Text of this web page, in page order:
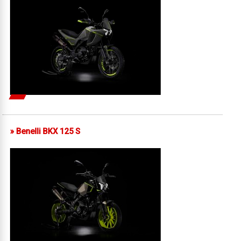
» Benelli BKX 125 S